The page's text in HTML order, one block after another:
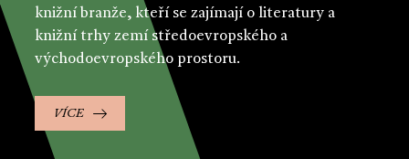
knižní branže, kteří se zajímají o literatury a
knižní trhy zemí středoevropského a
východoevropského prostoru.
VÍCE